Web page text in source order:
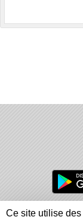
Ce site utilise